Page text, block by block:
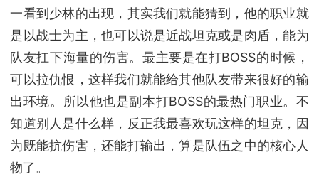
一看到少林的出现，其实我们就能猜到，他的职业就
是以战士为主，也可以说是近战坦克或是肉盾，能为
队友扛下海量的伤害。最主要是在打BOSS的时候，
可以拉仇恨，这样我们就能给其他队友带来很好的输
出环境。所以他也是副本打BOSS的最热门职业。不
知道别人是什么样，反正我最喜欢玩这样的坦克，因
为既能抗伤害，还能打输出，算是队伍之中的核心人
物了。